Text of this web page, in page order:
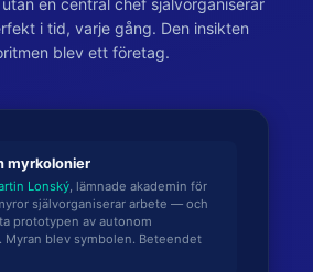
i tid, varje gång. Den insikten
blev ett företag.
myrkolonier
Lonský , lämnade akademin för
självorganiserar arbete — och
prototypen av autonom
Myran blev symbolen. Beteendet